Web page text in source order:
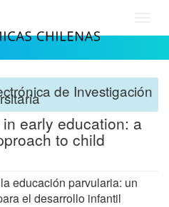
de Investigación
early education: a
to child
educación parvularia: un
el desarrollo infantil